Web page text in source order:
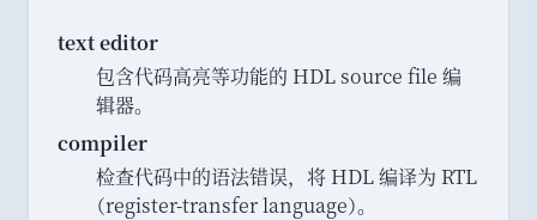
text editor
包含代码高亮等功能的 HDL source file 编
辑器。
compiler
检查代码中的语法错误， 将 HDL 编译为 RTL
（register-transfer language）。